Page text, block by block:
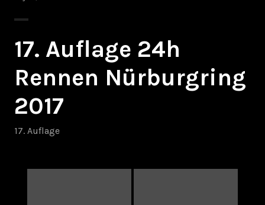
17. Auflage 24h
Rennen Nürburgring
2017
17. Auflage